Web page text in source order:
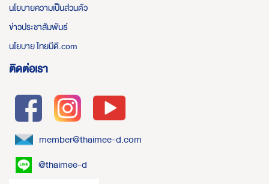
นโยบายความเป็นส่วนตัว
ข่าวประชาสัมพันธ์
นโยบาย ไทยมีดี.com
ติดต่อเรา
member@thaimee-d.com
@thaimee-d